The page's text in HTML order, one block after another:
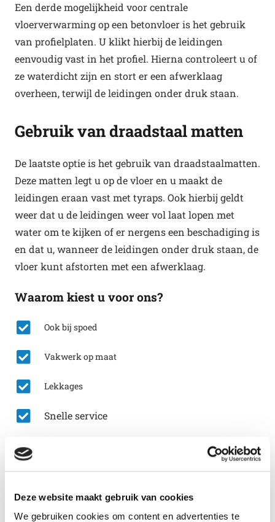
Deze website maakt gebruik van cookies
We gebruiken cookies om content en advertenties te
Een derde mogelijkheid voor centrale
vloerverwarming op een betonvloer is het gebruik
van profielplaten. U klikt hierbij de leidingen
eenvoudig vast in het profiel. Hierna controleert u of
ze waterdicht zijn en stort er een afwerklaag
overheen, terwijl de leidingen onder druk staan.
Gebruik van draadstaal matten
De laatste optie is het gebruik van draadstaalmatten.
Deze matten legt u op de vloer en u maakt de
leidingen eraan vast met tyraps. Ook hierbij geldt
weer dat u de leidingen weer vol laat lopen met
water om te kijken of er nergens een beschadiging is
en dat u, wanneer de leidingen onder druk staan, de
vloer kunt afstorten met een afwerklaag.
Waarom kiest u voor ons?
Ook bij spoed
Vakwerk op maat
Lekkages
Snelle service
Bel nu: 0492-792439
Lees ook eens: